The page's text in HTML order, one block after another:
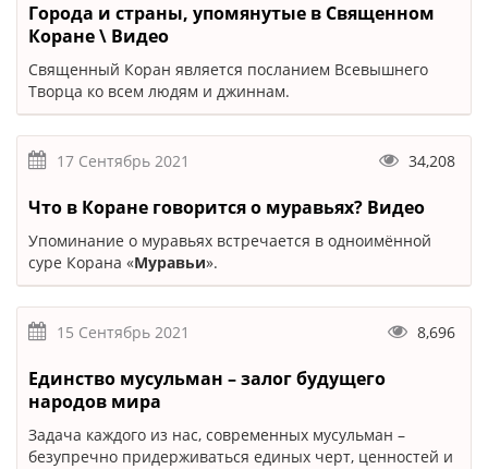
Города и страны, упомянутые в Священном
Коране \ Видео
Священный Коран является посланием Всевышнего
Творца ко всем людям и джиннам.
17 Сентябрь 2021 34,208
Что в Коране говорится о муравьях? Видео
Упоминание о муравьях встречается в одноимённой
суре Корана «Муравьи».
15 Сентябрь 2021 8,696
Единство мусульман – залог будущего
народов мира
Задача каждого из нас, современных мусульман –
безупречно придерживаться единых черт, ценностей и